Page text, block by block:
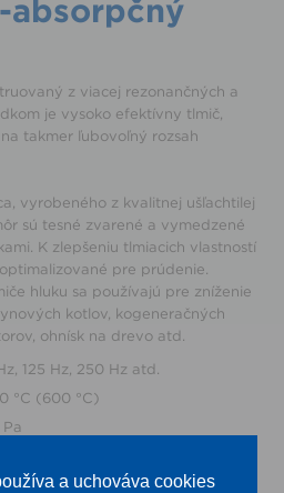
a uchováva cookies
absorpčný
z viacej rezonančných a
je vysoko efektívny tlmič,
takmer ľubovoľný rozsah
vyrobeného z kvalitnej ušľachtilej
sú tesné zvarené a vymedzené
K zlepšeniu tlmiacich vlastností
pre prúdenie.
hluku sa používajú pre zníženie
kotlov, kogeneračných
ohnísk na drevo atd.
125 Hz, 250 Hz atd.
°C (600 °C)